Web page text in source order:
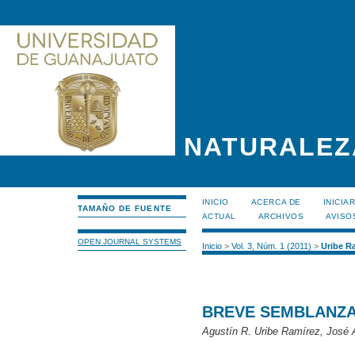
TAMAÑO DE FUENTE
OPEN JOURNAL SYSTEMS
INICIO ACERCA DE
ACTUAL
ARCHIVOS
Inicio> Vol. 3, Núm. 1 (2011) > Uribe
BREVE
Agustín R. Uribe Ramírez, José